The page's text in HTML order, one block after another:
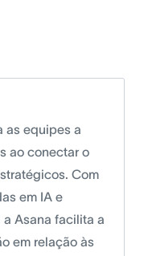
as equipes a
ao conectar o
Com
em IA e
a Asana facilita a
em relação às